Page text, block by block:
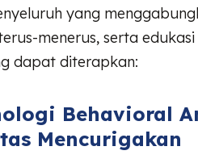
yang
menerus, serta
dapat diterapkan:
Behavioral
Mencurigakan